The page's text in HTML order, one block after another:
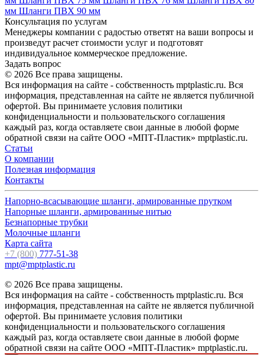
мм Шланги ПВХ 90 мм
Консультация по услугам
Менеджеры компании с радостью ответят на ваши вопросы и
произведут расчет стоимости услуг и подготовят
индивидуальное коммерческое предложение.
Задать вопрос
© 2026 Все права защищены.
Вся информация на сайте - собственность mptplastic.ru. Вся
информация, представленная на сайте не является публичной
офертой. Вы принимаете условия политики
конфиденциальности и пользовательского соглашения
каждый раз, когда оставляете свои данные в любой форме
обратной связи на сайте ООО «МПТ-Пластик» mptplastic.ru.
Статьи
О компании
Полезная информация
Контакты
Напорно-всасывающие шланги, армированные прутком
Напорные шланги, армированные нитью
Безнапорные трубки
Молочные шланги
Карта сайта
+7 (800) 777-51-38
mpt@mptplastic.ru
© 2026 Все права защищены.
Вся информация на сайте - собственность mptplastic.ru. Вся
информация, представленная на сайте не является публичной
офертой. Вы принимаете условия политики
конфиденциальности и пользовательского соглашения
каждый раз, когда оставляете свои данные в любой форме
обратной связи на сайте ООО «МПТ-Пластик» mptplastic.ru.